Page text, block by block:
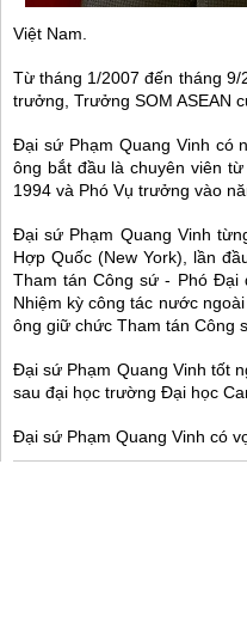
Việt Nam.
Từ tháng 1/2007 đến tháng
trưởng, Trưởng SOM ASEAN
Đại sứ Phạm Quang Vinh có
ông bắt đầu là chuyên viên
1994 và Phó Vụ trưởng vào
Đại sứ Phạm Quang Vinh
Hợp Quốc (New York), lần
Tham tán Công sứ - Phó Đại
Nhiệm kỳ công tác nước
ông giữ chức Tham tán Công
Đại sứ Phạm Quang Vinh tốt
sau đại học trường Đại học
Đại sứ Phạm Quang Vinh có